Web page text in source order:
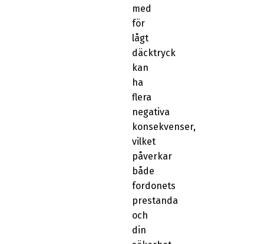
med
för
lågt
däcktryck
kan
ha
flera
negativa
konsekvenser,
vilket
påverkar
både
fordonets
prestanda
och
din